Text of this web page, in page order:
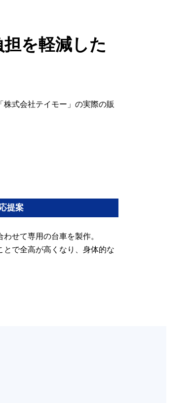
を軽減した
式会社テイモー」の実際の販
提案
せて専用の台車を製作。
で全高が高くなり、身体的な